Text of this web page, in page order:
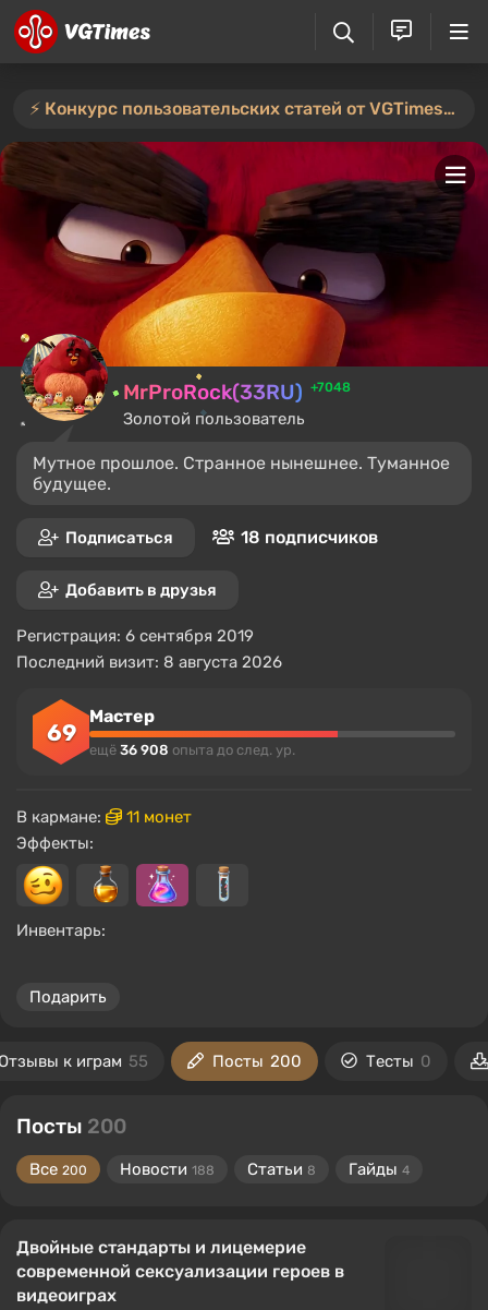
⚡️ Конкурс пользовательских статей от VGTimes продлён — участвуйте тут ⚡️
MrProRock(33RU) +7048
Золотой пользователь
Мутное прошлое. Странное нынешнее. Туманное
будущее.
Подписаться 18 подписчиков
Добавить в друзья
Регистрация: 6 сентября 2019
Последний визит: 8 августа 2026
69
Мастер
ещё 36 908 опыта до след. ур.
В кармане:
11 монет
Эффекты:
Инвентарь:
Подарить
к играм 55 Посты 200 Тесты 0
Посты 200
Все 200 Новости 188 Статьи 8 Гайды 4
Двойные стандарты и лицемерие
современной сексуализации героев в
видеоиграх